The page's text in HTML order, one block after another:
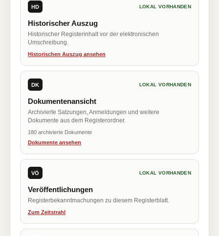
HD LOKAL VORHANDEN
Historischer Auszug
Historischer Registerinhalt vor der elektronischen
Umschreibung.
Historischen Auszug ansehen
DK LOKAL VORHANDEN
Dokumentenansicht
Archivierte Satzungen, Anmeldungen und weitere
Dokumente aus dem Registerordner.
180 archivierte Dokumente
Dokumente ansehen
VÖ LOKAL VORHANDEN
Veröffentlichungen
Registerbekanntmachungen zu diesem Registerblatt.
Zum Zeitstrahl